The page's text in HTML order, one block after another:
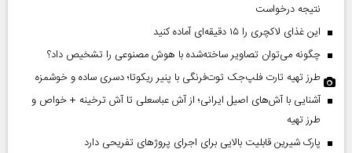
نتیجه درخواست
این غذای لاکچری را ۱۵ دقیقه‌ای آماده کنید
چگونه می‌توان تصاویر ساخته‌شده با هوش مصنوعی را تشخیص داد؟
طرز تهیه تارت فلپ‌جک توت‌فرنگی با پنیر ریکوتا؛ دسری ساده و خوشمزه
آشنایی با آش‌های اصیل ایرانی؛ از آش عباسعلی تا آش ترخینه + خواص و
طرز تهیه
پارک شیرین قابلیت‌ بالایی برای اجرای پروژهای تفریحی دارد